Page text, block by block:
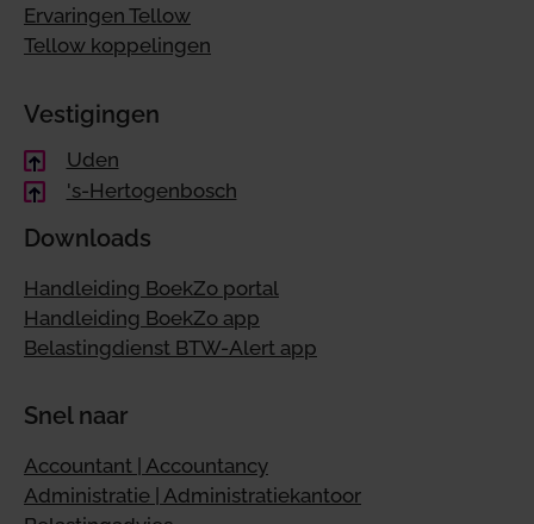
Ervaringen Tellow
Tellow koppelingen
Vestigingen
Uden
's-Hertogenbosch
Downloads
Handleiding BoekZo portal
Handleiding BoekZo app
Belastingdienst BTW-Alert app
Snel naar
Accountant | Accountancy
Administratie | Administratiekantoor